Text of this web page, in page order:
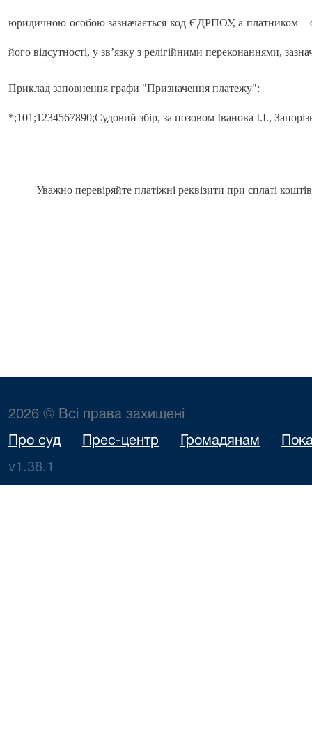
юридичною особою зазначається код ЄДРПОУ, а платником –
його відсутності, у зв’язку з релігійними переконаннями,
Приклад заповнення графи "Призначення платежу":
*;101;1234567890;Судовий збір, за позовом Іванова І.І.,
Уважно перевіряйте платіжні реквізити при сплаті
2026 © Всі права захищені
Про суд Прес-центр Громадянам
v1.38.1